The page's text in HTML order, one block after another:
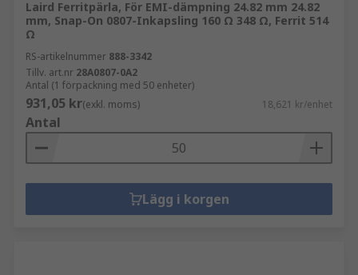
Laird Ferritpärla, För EMI-dämpning 24.82 mm 24.82
mm, Snap-On 0807-Inkapsling 160 Ω 348 Ω, Ferrit 514
Ω
RS-artikelnummer 888-3342
Tillv. art.nr 28A0807-0A2
Antal (1 förpackning med 50 enheter)
931,05 kr(exkl. moms) 18,621 kr/enhet
Antal
Lägg i korgen